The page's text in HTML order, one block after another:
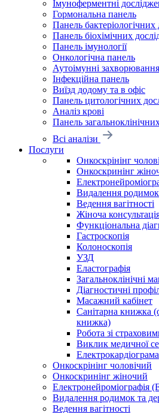
Імуноферментні
Гормональна панель
Панель бактеріологічних
Панель біохімічних
Панель імунології
Онкологічна панель
Аутоімунні захворювання
Інфекційна панель
Виїзд додому та в офіс
Панель цитологічних
Аналіз крові
Панель
Всі аналізи
Послуги
Онкоскрінінг
Онкоскринінг
Видалення родимок
Ведення вагітності
Жіноча
Функціональна
Гастроскопія
Колоноскопія
УЗД
Еластографія
Загальноклінічні
Діагностичні
Масажний кабінет
Санітарна книжка
книжка)
Робота зі
Виклик медичної
Електрокардіограма
Онкоскрінінг чоловічий
Онкоскринінг жіночий
Електронейроміографія
Видалення родимок та
Ведення вагітності